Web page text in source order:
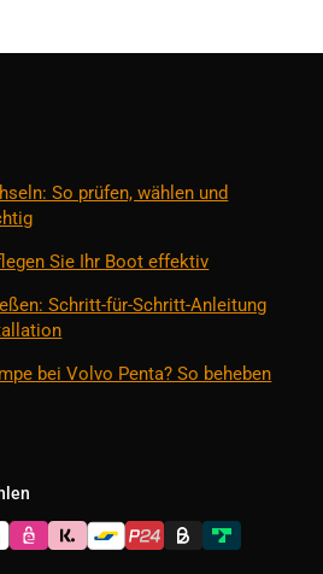
So prüfen, wählen und
Sie Ihr Boot effektiv
Schritt-für-Schritt-Anleitung
bei Volvo Penta? So beheben